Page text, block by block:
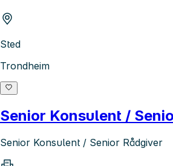
Sted
Trondheim
Senior Konsulent /
Senior Konsulent / Senior Rådgiver